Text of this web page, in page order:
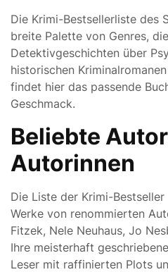
Die Krimi-Bestsellerliste des
breite Palette von Genres,
Detektivgeschichten über
historischen
findet hier das passende
Geschmack.
Beliebte
Autorinnen
Die Liste der Krimi-
Werke von renommierten
Fitzek, Nele Neuhaus, Jo
Ihre meisterhaft
Leser mit raffinierten Plots